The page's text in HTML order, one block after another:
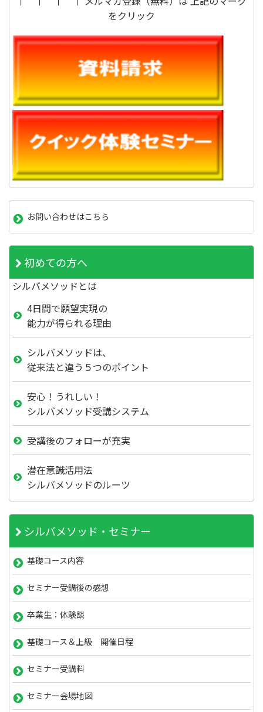
をクリック
お問い合わせはこちら
初めての方へ
シルバメソッドとは
4日間で願望実現の
能力が得られる理由
シルバメソッドは、
従来法と違う５つのポイント
安心！うれしい！
シルバメソッド受講システム
受講後のフォローが充実
潜在意識活用法
シルバメソッドのルーツ
シルバメソッド・セミナー
基礎コース内容
セミナー受講後の感想
卒業生：体験談
基礎コース＆上級 開催日程
セミナー受講料
セミナー会場地図